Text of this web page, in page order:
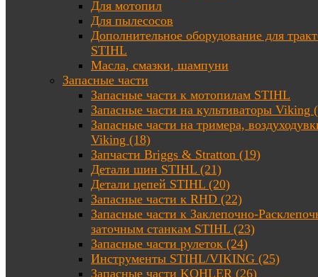
Для мотопил
Для пылесосов
Дополнительное оборудование для
STIHL
Масла, смазки, шампуни
Запасные части
Запасные части к мотопилам STIHL
Запасные части на культиваторы Viking
Запасные части на тримера,
Viking (18)
Запчасти Briggs & Stratton (19)
Детали шин STIHL (21)
Детали цепей STIHL (20)
Запасные части к RHD (22)
Запасные части к Заклепочно-
заточным станкам STIHL (23)
Запасные части рулеток (24)
Инструменты STIHL/VIKING (25)
Запасные части KOHLER (26)